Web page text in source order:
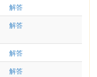
解答
解答
解答
解答